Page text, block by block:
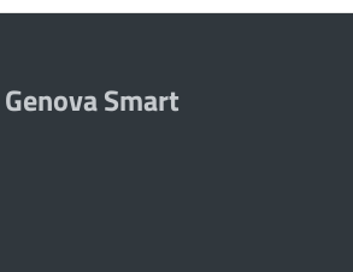
Genova Smart